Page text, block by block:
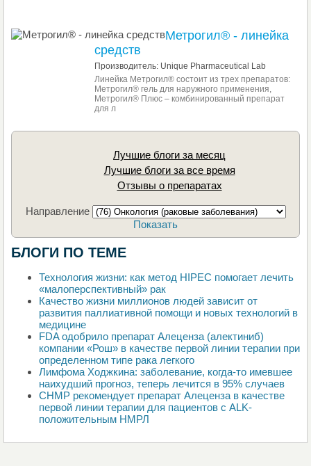
Метрогил® - линейка
средств
Производитель: Unique Pharmaceutical Lab
Линейка Метрогил® состоит из трех препаратов:
Метрогил® гель для наружного применения,
Метрогил® Плюс – комбинированный препарат
для л
Лучшие блоги за месяц
Лучшие блоги за все время
Отзывы о препаратах
Направление
Показать
БЛОГИ ПО ТЕМЕ
Технология жизни: как метод HIPEC помогает лечить
«малоперспективный» рак
Качество жизни миллионов людей зависит от
развития паллиативной помощи и новых технологий в
медицине
FDA одобрило препарат Алеценза (алектиниб)
компании «Рош» в качестве первой линии терапии при
определенном типе рака легкого
Лимфома Ходжкина: заболевание, когда-то имевшее
наихудший прогноз, теперь лечится в 95% случаев
CHMP рекомендует препарат Алеценза в качестве
первой линии терапии для пациентов с ALK-
положительным НМРЛ